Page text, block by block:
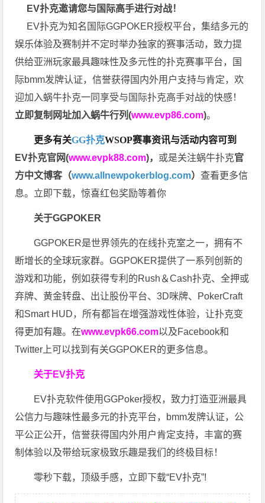
EV扑克邀请您与国际高手进行对战！
EV扑克为知名国际GGPOKER授权平台，集结多元的
娱乐体验及赛制并不定时举办独家的赛事活动，致力提
供给亚洲玩家最具趣味性及多元性的扑克赛事平台，国
际bmm发牌认证，信誉获得国内外用户支持与肯定，欢
迎加入蜗牛扑克一同享受与国际扑克高手对战的快感！
立即复制网址加入蜗牛行列(www.evp86.com)。
更多有关GG扑克WSOP赛事资讯与活动内容可到
EV扑克官网(www.evpk88.com)， 或是关注蜗牛扑克官
方中文博客（www.allnewpokerblog.com）查看更多信
息。立即下载，惊喜红包奖励等着你
关于GGPOKER
GGPOKER是世界领先的在线扑克室之一，拥有不
断增长的全球玩家群。GGPOKER提供了一系列创新的
游戏和功能，例如获得专利的Rush＆Cash扑克、全押或
弃牌、黄金转盘、出让股份平台、3D咪牌、PokerCraft
和Smart HUD，所有都旨在增强游戏性体验，让扑克变
得更加有趣。在www.evpk66.com以及Facebook和
Twitter上可以找到有关GGPOKER的更多信息。
关于EV扑克
EV扑克软件使用GGPoker授权，致力打造亚洲最具
公信力与趣味性最多元的扑克平台，bmm发牌认证，公
平公正公开，信誉获得国内外用户肯定支持，丰富的赛
制体验以及带给玩家极致乐趣是我们的终极目标！
零秒下载，顶级手感，立即下载“EV扑克”!